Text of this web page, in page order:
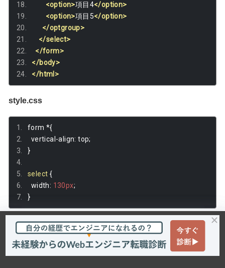
<option>項目4</option>
<option>項目5</option>
</optgroup>
</select>
</form>
</body>
</html>
style.css
form *{
  vertical
-align: top;
}
select {
  width
: 130px;
}
サンプルを表示した際の初期表示が下記の画像です。